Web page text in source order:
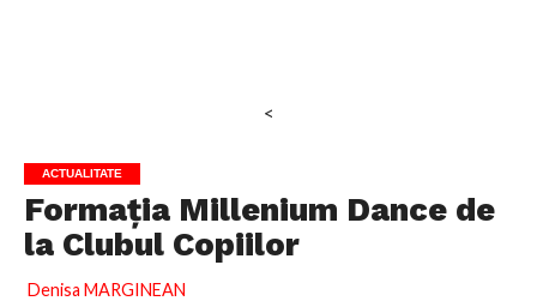
<
ACTUALITATE
Formaţia Millenium Dance de
la Clubul Copiilor
Denisa MARGINEAN